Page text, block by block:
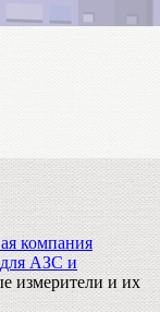
компания
АЗС и
измерители и их